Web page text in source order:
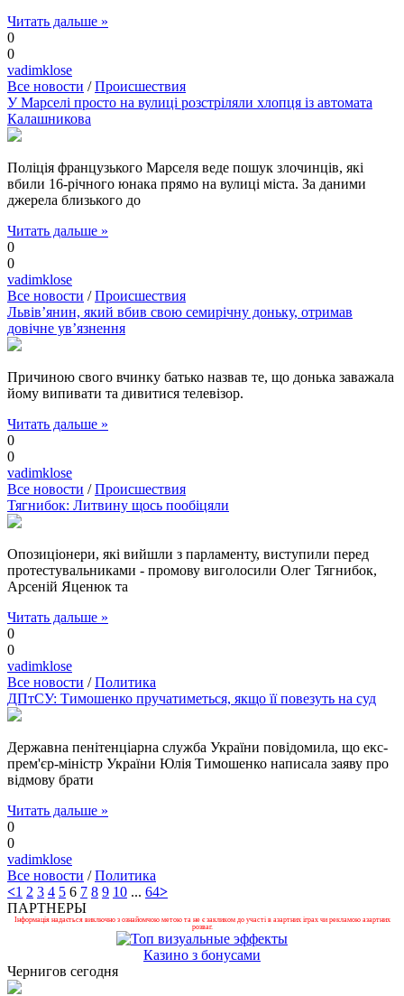
Читать дальше »
0
0
vadimklose
Все новости /Происшествия
У Марселі просто на вулиці розстріляли хлопця із автомата
Калашникова
Поліція французького Марселя веде пошук злочинців, які
вбили 16-річного юнака прямо на вулиці міста. За даними
джерела близького до
Читать дальше »
0
0
vadimklose
Все новости /Происшествия
Львів’янин, який вбив свою семирічну доньку, отримав
довічне ув’язнення
Причиною свого вчинку батько назвав те, що донька заважала
йому випивати та дивитися телевізор.
Читать дальше »
0
0
vadimklose
Все новости /Происшествия
Тягнибок: Литвину щось пообіцяли
Опозиціонери, які вийшли з парламенту, виступили перед
протестувальниками - промову виголосили Олег Тягнибок,
Арсеній Яценюк та
Читать дальше »
0
0
vadimklose
Все новости /Политика
ДПтСУ: Тимошенко пручатиметься, якщо її повезуть на суд
Державна пенітенціарна служба України повідомила, що екс-
прем'єр-міністр України Юлія Тимошенко написала заяву про
відмову брати
Читать дальше »
0
0
vadimklose
Все новости /Политика
<1 2 3 4 5 6 7 8 9 10 ... 64>
ПАРТНЕРЫ
Інформація надається виключно з ознайомчою метою та не є закликом до участі в азартних іграх чи рекламою азартних
розваг.
Казино з бонусами
Чернигов сегодня